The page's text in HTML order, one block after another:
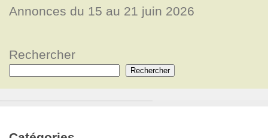
Annonces du 15 au 21 juin 2026
Rechercher
Rechercher